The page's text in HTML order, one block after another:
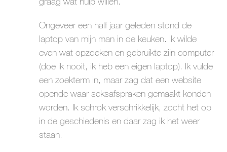
Ongeveer een half jaar geleden stond de
laptop van mijn man in de keuken. Ik wilde
even wat opzoeken en gebruikte zijn computer
(doe ik nooit, ik heb een eigen laptop). Ik vulde
een zoekterm in, maar zag dat een website
opende waar seksafspraken gemaakt konden
worden. Ik schrok verschrikkelijk, zocht het op
in de geschiedenis en daar zag ik het weer
staan.